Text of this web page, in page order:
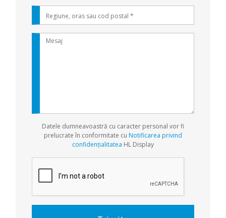
Datele dumneavoastră cu caracter personal vor fi
prelucrate în conformitate cu Notificarea privind
confidențialitatea HL Display